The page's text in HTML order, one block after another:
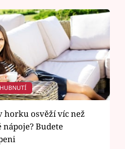
horku osvěží víc než
nápoje? Budete